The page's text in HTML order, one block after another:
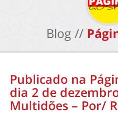
Blog //
Publicado na
dia 2 de
Multidões – Por/